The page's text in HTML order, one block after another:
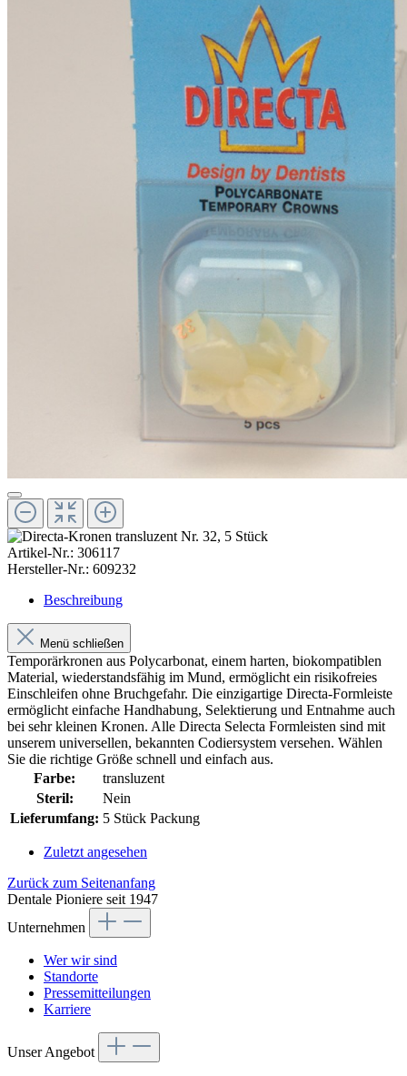
Artikel-Nr.: 306117
Hersteller-Nr.: 609232
Beschreibung
Menü schließen
Temporärkronen aus Polycarbonat, einem harten, biokompatiblen
Material, wiederstandsfähig im Mund, ermöglicht ein risikofreies
Einschleifen ohne Bruchgefahr. Die einzigartige Directa-Formleiste
ermöglicht einfache Handhabung, Selektierung und Entnahme auch
bei sehr kleinen Kronen. Alle Directa Selecta Formleisten sind mit
unserem universellen, bekannten Codiersystem versehen. Wählen
Sie die richtige Größe schnell und einfach aus.
Farbe:
transluzent
Steril:
Nein
Lieferumfang: 5 Stück Packung
Zuletzt angesehen
Zurück zum Seitenanfang
Dentale Pioniere seit 1947
Unternehmen
Wer wir sind
Standorte
Pressemitteilungen
Karriere
Unser Angebot